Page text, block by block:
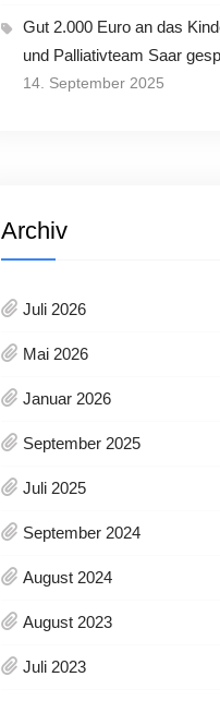
Gut 2.000 Euro an das
und Palliativteam Saar
14. September 2025
Archiv
Juli 2026
Mai 2026
Januar 2026
September 2025
Juli 2025
September 2024
August 2024
August 2023
Juli 2023